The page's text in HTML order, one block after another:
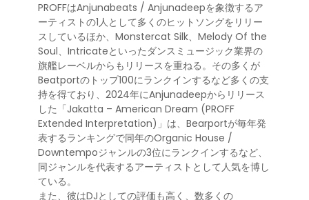
PROFFはAnjunabeats / Anjunadeepを象徴するア
ーティストの1人として多くのヒットソングをリリー
スしているほか、Monstercat Silk、Melody Of the
Soul、Intricateといったダンスミュージック業界の
旗艦レーベルからもリリースを重ねる。その多くが
Beatportのトップ100にランクインするなど多くの支
持を得ており、2024年にAnjunadeepからリリース
した「Jakatta – American Dream (PROFF
Extended Interpretation)」は、Bearportが毎年発
表するランキングで同年のOrganic House /
Downtempoジャンルの3位にランクインするなど、
同ジャンルを代表するアーティストとして人気を博し
ている。
また、彼はDJとしての評価も高く、数多くの